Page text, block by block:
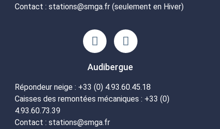
Contact : stations@smga.fr (seulement en Hiver)
Audibergue
Répondeur neige : +33 (0) 4.93.60.45.18
Caisses des remontées mécaniques : +33 (0)
4.93.60.73.39
Contact : stations@smga.fr